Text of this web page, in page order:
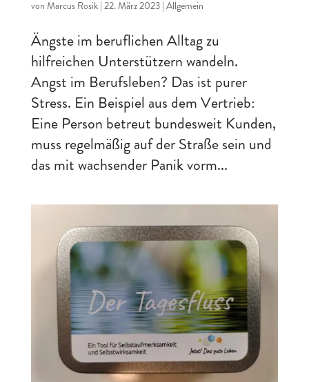
von Marcus Rosik| 22. März 2023| Allgemein
Ängste im beruflichen Alltag zu
hilfreichen Unterstützern wandeln.
Angst im Berufsleben? Das ist purer
Stress. Ein Beispiel aus dem Vertrieb:
Eine Person betreut bundesweit Kunden,
muss regelmäßig auf der Straße sein und
das mit wachsender Panik vorm...